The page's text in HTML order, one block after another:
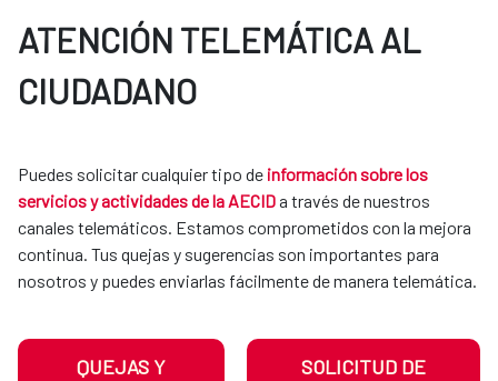
ATENCIÓN TELEMÁTICA AL
CIUDADANO
Puedes solicitar cualquier tipo de información sobre los
servicios y actividades de la AECIDa través de nuestros
canales telemáticos. Estamos comprometidos con la mejora
continua. Tus quejas y sugerencias son importantes para
nosotros y puedes enviarlas fácilmente de manera telemática.
QUEJAS Y
SOLICITUD DE